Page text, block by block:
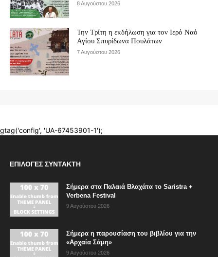
ΕΠΙΛΟΓΈΣ ΣΥΝΤΆΚΤΗ
Σήμερα στα Παλαιά Βλαχάτα το Saristra +
Verbena Festival
9 Αυγούστου 2026
Σήμερα η παρουσίαση του βιβλίου για την
«Αρχαία Σάμη»
9 Αυγούστου 2026